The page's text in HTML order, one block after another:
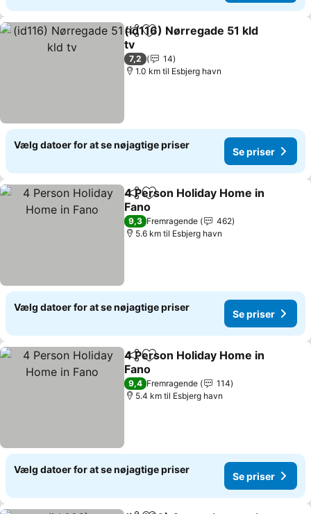
Del Føj til favoritter
(id116) Nørregade 51 kld
tv
7,2
14
1.0 km til Esbjerg havn
Vælg datoer for at se nøjagtige priser
Se priser
Del Føj til favoritter
4 Person Holiday Home in
Fano
9,3 Fremragende
462
5.6 km til Esbjerg havn
Vælg datoer for at se nøjagtige priser
Se priser
Del Føj til favoritter
4 Person Holiday Home in
Fano
9,4 Fremragende
114
5.4 km til Esbjerg havn
Vælg datoer for at se nøjagtige priser
Se priser